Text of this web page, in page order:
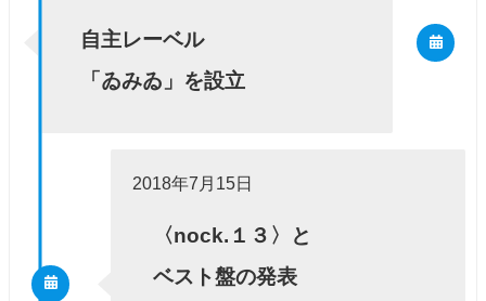
自主レーベル
「ゐみゐ」を設立
2018年7月15日
〈nock.１３〉と
ベスト盤の発表